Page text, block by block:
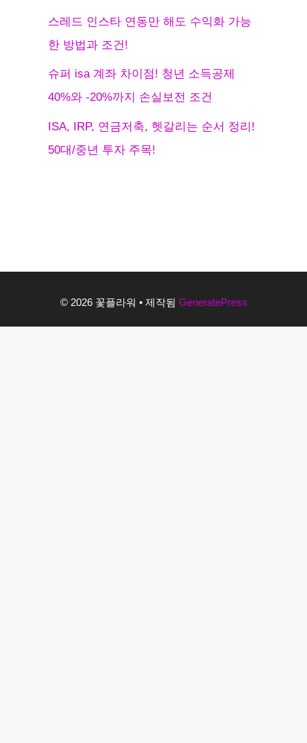
스레드 인스타 연동만 해도 수익화 가능
한 방법과 조건!
슈퍼 isa 계좌 차이점! 청년 소득공제
40%와 -20%까지 손실보전 조건
ISA, IRP, 연금저축, 헷갈리는 순서 정리!
50대/중년 투자 주목!
© 2026 꽃플라워 • 제작됨 GeneratePress